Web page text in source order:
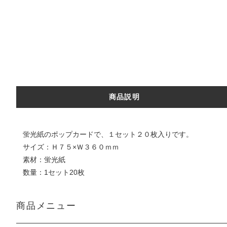
商品説明
蛍光紙のポップカードで、１セット２０枚入りです。
サイズ：Ｈ７５×Ｗ３６０ｍｍ
素材：蛍光紙
数量：1セット20枚
商品メニュー